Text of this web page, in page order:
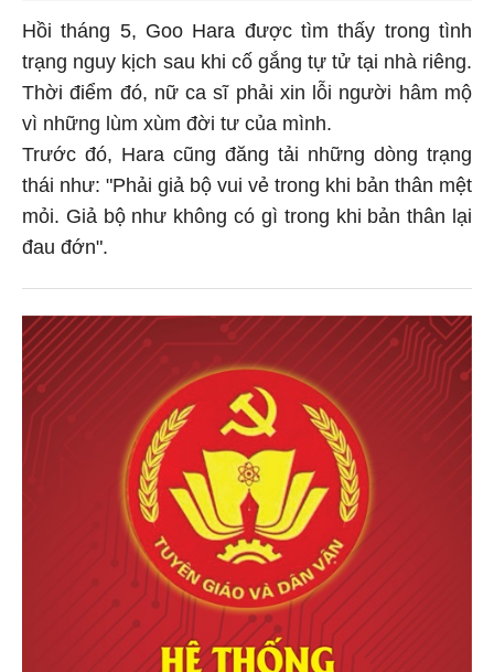
Hồi tháng 5, Goo Hara được tìm thấy trong tình
trạng nguy kịch sau khi cố gắng tự tử tại nhà riêng.
Thời điểm đó, nữ ca sĩ phải xin lỗi người hâm mộ
vì những lùm xùm đời tư của mình.
Trước đó, Hara cũng đăng tải những dòng trạng
thái như: "Phải giả bộ vui vẻ trong khi bản thân mệt
mỏi. Giả bộ như không có gì trong khi bản thân lại
đau đớn".